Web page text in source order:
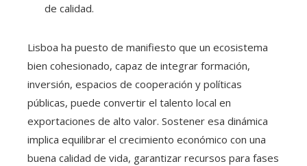
de calidad.
Lisboa ha puesto de manifiesto que un ecosistema
bien cohesionado, capaz de integrar formación,
inversión, espacios de cooperación y políticas
públicas, puede convertir el talento local en
exportaciones de alto valor. Sostener esa dinámica
implica equilibrar el crecimiento económico con una
buena calidad de vida, garantizar recursos para fases